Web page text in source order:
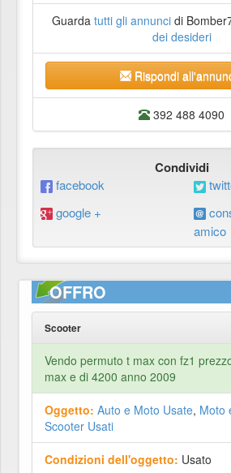
Guarda tutti gli annunci di
dei desideri
Rispondi
392 488 4090
Condividi
facebook
google +
amico
OFFRO
Scooter
Vendo permuto t max con fz1
max e di 4200 anno 2009
Oggetto: Auto e Moto Usate, Moto
Scooter Usati
Condizioni dell'oggetto: Usato